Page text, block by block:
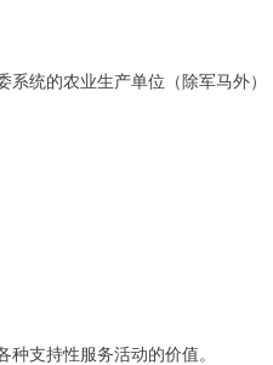
的农业生产单位（除军马外）
支持性服务活动的价值。